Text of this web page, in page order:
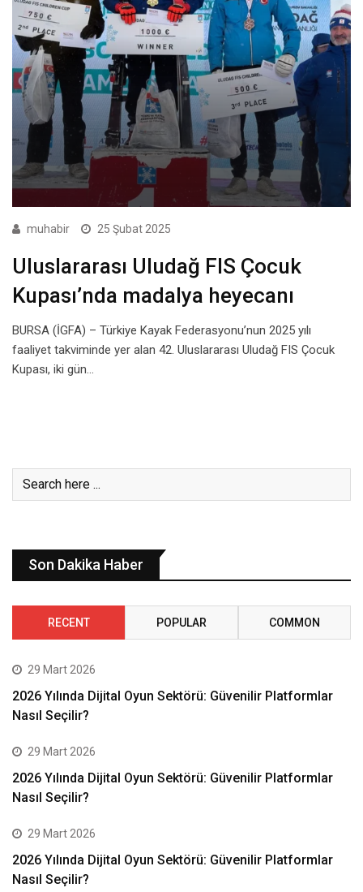
muhabir 25 Şubat 2025
Uluslararası Uludağ FIS Çocuk
Kupası’nda madalya heyecanı
BURSA (İGFA) – Türkiye Kayak Federasyonu’nun 2025 yılı
faaliyet takviminde yer alan 42. Uluslararası Uludağ FIS Çocuk
Kupası, iki gün…
Son Dakika Haber
RECENT POPULAR COMMON
29 Mart 2026
2026 Yılında Dijital Oyun Sektörü: Güvenilir Platformlar
Nasıl Seçilir?
29 Mart 2026
2026 Yılında Dijital Oyun Sektörü: Güvenilir Platformlar
Nasıl Seçilir?
29 Mart 2026
2026 Yılında Dijital Oyun Sektörü: Güvenilir Platformlar
Nasıl Seçilir?